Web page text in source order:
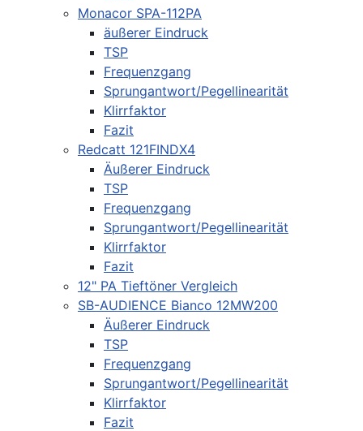
Monacor SPA-112PA
äußerer Eindruck
TSP
Frequenzgang
Sprungantwort/Pegellinearität
Klirrfaktor
Fazit
Redcatt 121FINDX4
Äußerer Eindruck
TSP
Frequenzgang
Sprungantwort/Pegellinearität
Klirrfaktor
Fazit
12" PA Tieftöner Vergleich
SB-AUDIENCE Bianco 12MW200
Äußerer Eindruck
TSP
Frequenzgang
Sprungantwort/Pegellinearität
Klirrfaktor
Fazit